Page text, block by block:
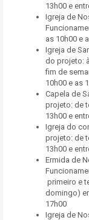
13h00 e
Igreja de
as 10h00 e
Igreja de
do projeto:
fim de
10h00 e as
Capela de
projeto: de
13h00 e
Igreja do
projeto: de
13h00 e
Ermida de
primeiro e
domingo)
17h00
Igreja de